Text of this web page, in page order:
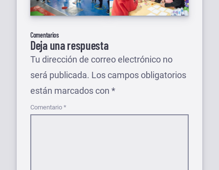
Comentarios
Deja una respuesta
Tu dirección de correo electrónico no
será publicada. Los campos obligatorios
están marcados con *
Comentario *